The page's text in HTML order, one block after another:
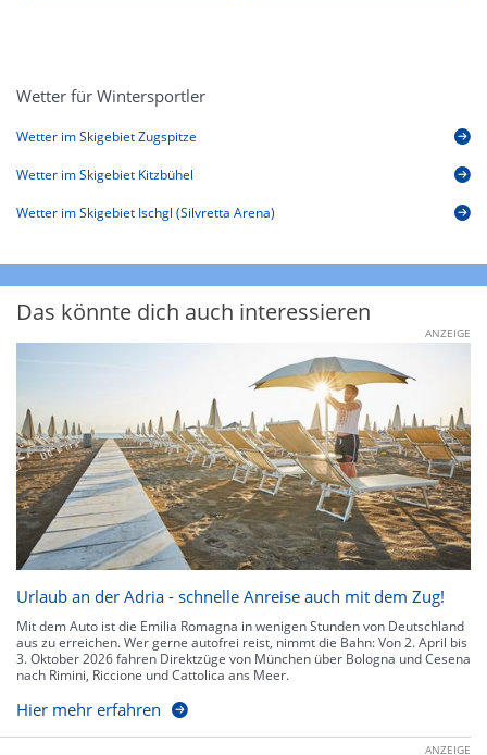
Wetter für Wintersportler
Wetter im Skigebiet Zugspitze
Wetter im Skigebiet Kitzbühel
Wetter im Skigebiet Ischgl (Silvretta Arena)
Das könnte dich auch interessieren
ANZEIGE
Urlaub an der Adria - schnelle Anreise auch mit dem Zug!
Mit dem Auto ist die Emilia Romagna in wenigen Stunden von Deutschland
aus zu erreichen. Wer gerne autofrei reist, nimmt die Bahn: Von 2. April bis
3. Oktober 2026 fahren Direktzüge von München über Bologna und Cesena
nach Rimini, Riccione und Cattolica ans Meer.
Hier mehr erfahren
ANZEIGE